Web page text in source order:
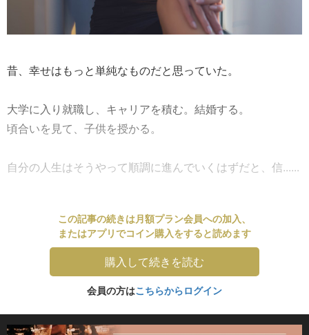
昔、幸せはもっと単純なものだと思っていた。
大学に入り就職し、キャリアを積む。結婚する。
頃合いを見て、子供を授かる。
自分の人生はそうやって順調に進んでいくはずだと、信......
この記事の続きは月額プラン会員への加入、
またはアプリでコイン購入をすると読めます
購入して続きを読む
会員の方はこちらからログイン